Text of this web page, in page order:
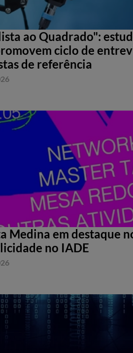
ao Quadrado":
ciclo de
de referência
Medina em destaque
no IADE